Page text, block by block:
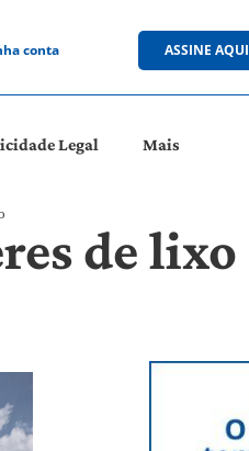
conta ASSINE AQUI
Legal Mais
de lixo